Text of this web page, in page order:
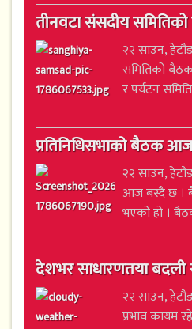
तीनवटा संसदीय
२२ साउन,
समितिको बैठक
र पर्यटन
प्रतिनिधिसभाको बैठक
२२ साउन,
आज बस्दै छ ।
भएको हो ।
देशभर साधारणतया बदली
२२ साउन,
प्रभाव कायम